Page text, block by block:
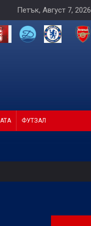
Петък, Август 7, 2026
ФУТЗАЛ